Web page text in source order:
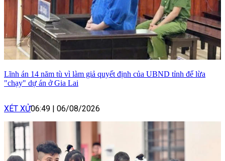
Lĩnh án 14 năm tù vì làm giả quyết định của UBND tỉnh để lừa
"chạy" dự án ở Gia Lai
XÉT XỬ06:49 | 06/08/2026